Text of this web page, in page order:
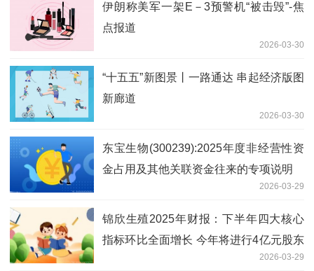
伊朗称美军一架E－3预警机“被击毁”-焦
点报道
2026-03-30
“十五五”新图景丨一路通达 串起经济版图
新廊道
2026-03-30
东宝生物(300239):2025年度非经营性资
金占用及其他关联资金往来的专项说明
2026-03-29
锦欣生殖2025年财报：下半年四大核心
指标环比全面增长 今年将进行4亿元股东
2026-03-29